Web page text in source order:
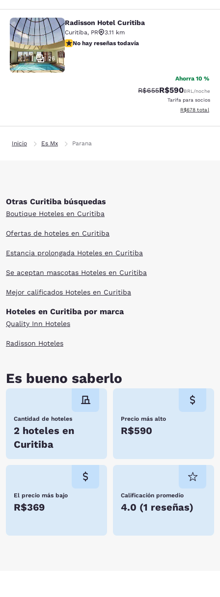
Radisson Hotel Curitiba
26
Radisson Hotel Curitiba
Curitiba, PR
3.11 km
No hay reseñas todavía
No hay reseñas todavía
Ahorra 10 %
Precio tachado:
R$655Precio con
R$590BRL /noche
Tarifa para socios
Ver detalles del
R$678 total
Inicio Es Mx Parana
Otras Curitiba búsquedas
Boutique Hoteles en Curitiba
Ofertas de hoteles en Curitiba
Estancia prolongada Hoteles en Curitiba
Se aceptan mascotas Hoteles en Curitiba
Mejor calificados Hoteles en Curitiba
Hoteles en Curitiba por marca
Quality Inn Hoteles
Radisson Hoteles
Es bueno saberlo
Cantidad de hoteles
2 hoteles en
Curitiba
Precio más alto
R$590
El precio más bajo
R$369
Calificación promedio
4.0 (1 reseñas)